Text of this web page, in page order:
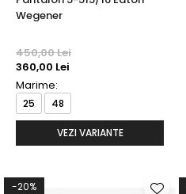
Wegener
450,00 Lei
360,00 Lei
Marime:
25 48
VEZI VARIANTE
-20%